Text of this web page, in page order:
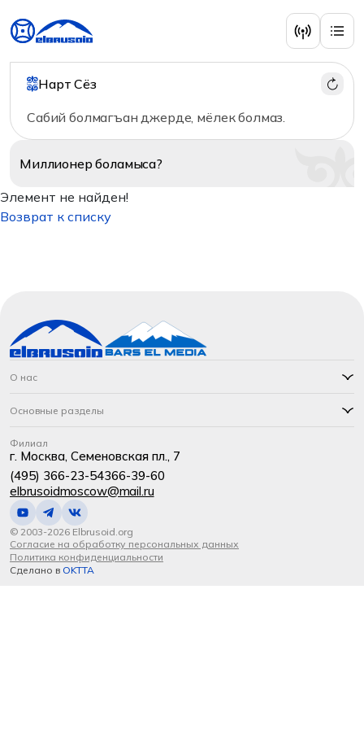
Нарт Сёз
Сабий болмагъан джерде, мёлек болмаз.
Миллионерболамыса?
Элемент не найден!
Возврат к списку
О нас
Основные разделы
Филиал
г. Москва, Семеновская пл., 7
(495) 366-23-54366-39-60
elbrusoidmoscow@mail.ru
© 2003-2026 Elbrusoid.org
Согласие на обработку персональных данных
Политика конфиденциальности
Сделано в OKTTA